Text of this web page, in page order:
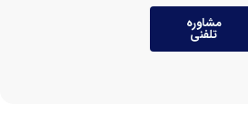
مشاوره
تلفنی